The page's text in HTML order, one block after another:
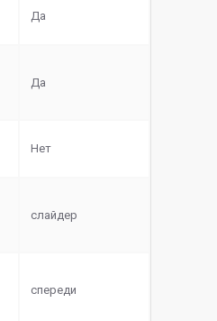
Да
Да
Нет
слайдер
спереди